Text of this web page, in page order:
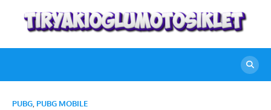
content
PUBG, PUBG MOBILE